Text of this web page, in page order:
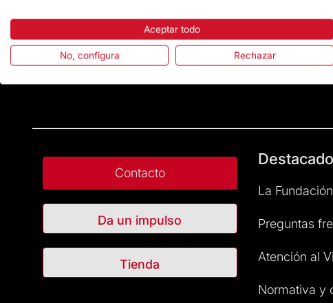
Contacto
Da un impulso
Tienda
La Fundación
Preguntas
Atención al
Normativa y
Aceptar todo
No, configura Rechazar